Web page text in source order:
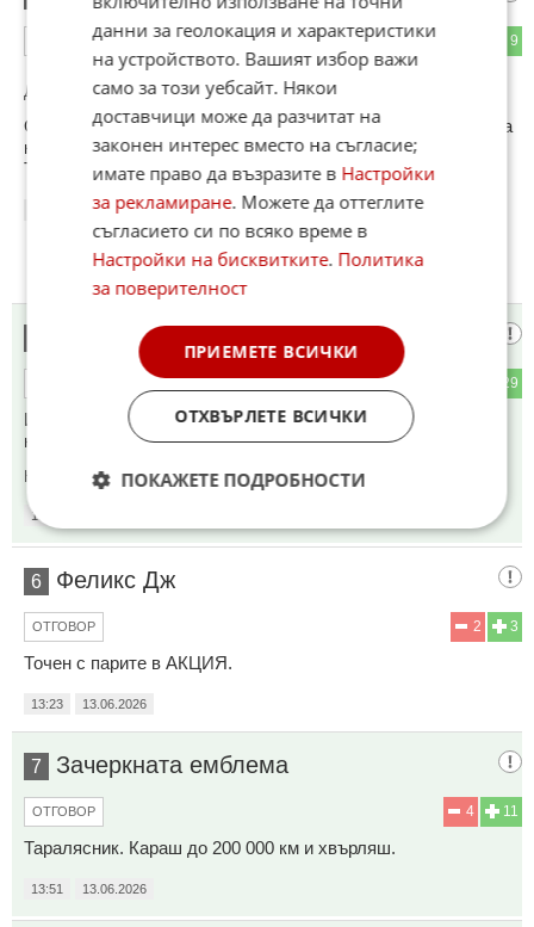
9
ОТГОВОР
До коментар#1 от "БМВ пестин коня":
От снимка на някое изпотрошено дърво ли се включваш за
коментар ???
Тебе те носеха след мен.
13.06.2026
ПРИ КАЛАШНИЦИТЕ
29
Има много бързи коли за конфискуване. Защо арчите
народна пара.
Коментиран от#8
13:15
6 Феликс Дж
3
2
ОТГОВОР
Точен с парите в АКЦИЯ.
13:23 13.06.2026
7 Зачеркната емблема
11
4
ОТГОВОР
Таралясник. Караш до 200 000 км и хвърляш.
13:51 13.06.2026
данни за геолокация и характеристики
на устройството. Вашият избор важи
само за този уебсайт. Някои
доставчици може да разчитат на
законен интерес вместо на съгласие;
имате право да възразите в Настройки
за рекламиране. Можете да оттеглите
съгласието си по всяко време в
Настройки на бисквитките. Политика
за поверителност
ПРИЕМЕТЕ ВСИЧКИ
ОТХВЪРЛЕТЕ ВСИЧКИ
ПОКАЖЕТЕ ПОДРОБНОСТИ